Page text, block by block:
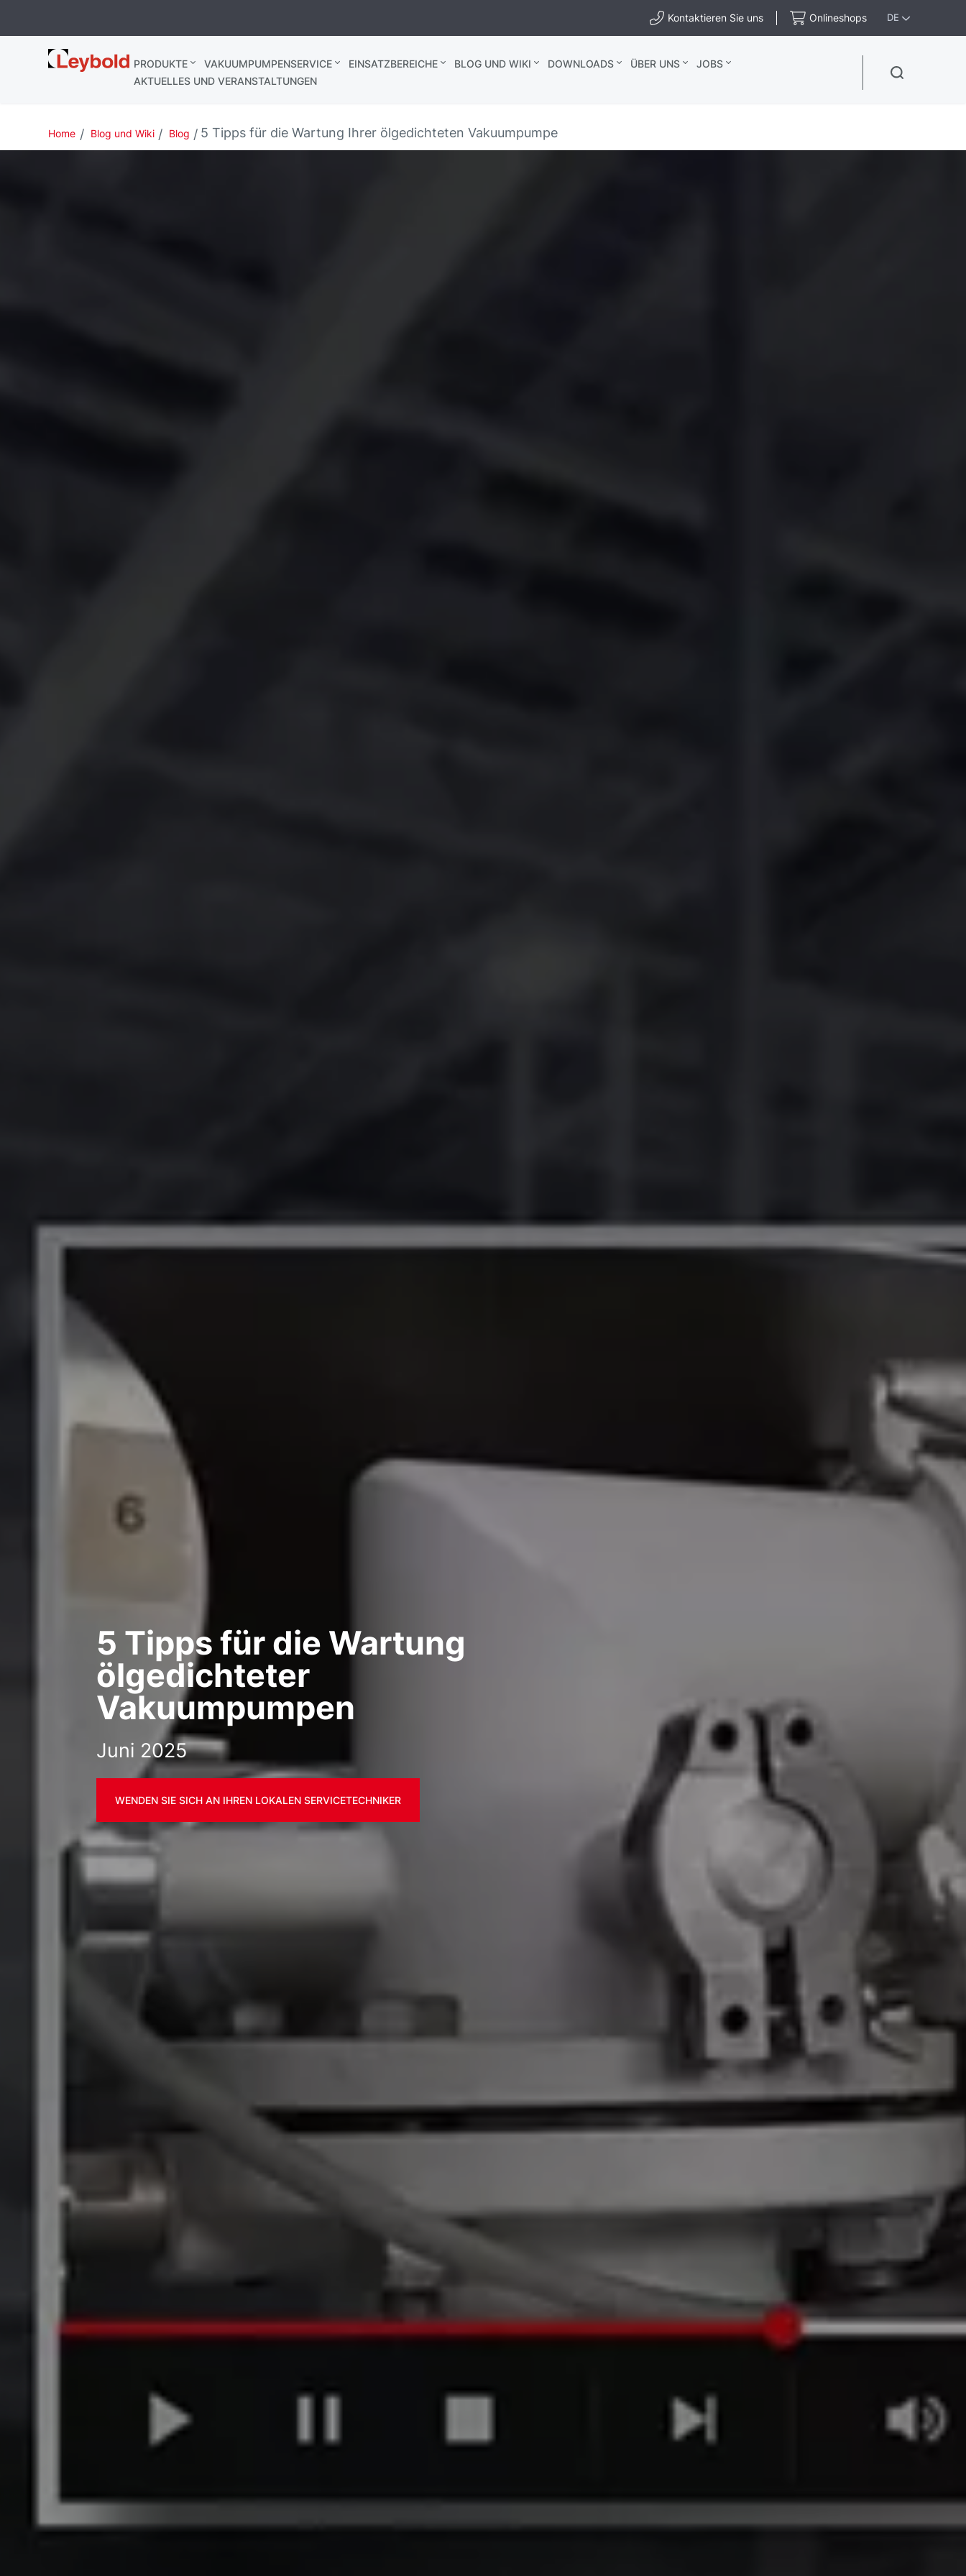
Kontaktieren Sie uns Onlineshops DE
Leybold PRODUKTE VAKUUMPUMPENSERVICE EINSATZBEREICHE BLOG UND WIKI DOWNLOADS ÜBER UNS
JOBS
AKTUELLES UND VERANSTALTUNGEN
Home Blog und Wiki Blog 5 Tipps für die Wartung Ihrer ölgedichteten Vakuumpumpe
5 Tipps für die Wartung
ölgedichteter
Vakuumpumpen
Juni 2025
WENDEN SIE SICH AN IHREN LOKALEN SERVICETECHNIKER